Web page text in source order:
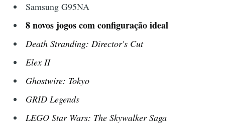
Samsung G95NA
8 novos jogos com configuração ideal
Death Stranding: Director's Cut
Elex II
Ghostwire: Tokyo
GRID Legends
LEGO Star Wars: The Skywalker Saga